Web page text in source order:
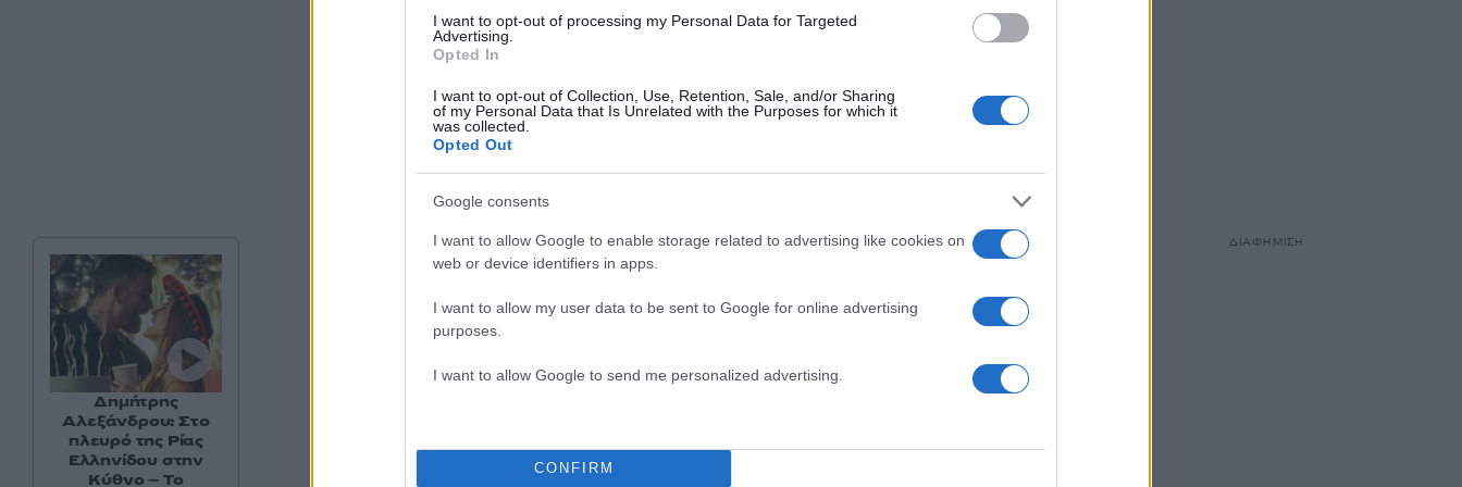
I want to opt-out of processing my Personal Data for Targeted
Advertising.
Opted In
I want to opt-out of Collection, Use, Retention, Sale, and/or Sharing
of my Personal Data that Is Unrelated with the Purposes for which it
was collected.
Opted Out
Google consents
I want to allow Google to enable storage related to advertising like cookies on
web or device identifiers in apps.
I want to allow my user data to be sent to Google for online advertising
purposes.
I want to allow Google to send me personalized advertising.
CONFIRM
Δημήτρης
Αλεξάνδρου: Στο
πλευρό της Ρίας
Ελληνίδου στην
Κύθνο – Το
ΔΙΑΦΗΜΙΣΗ